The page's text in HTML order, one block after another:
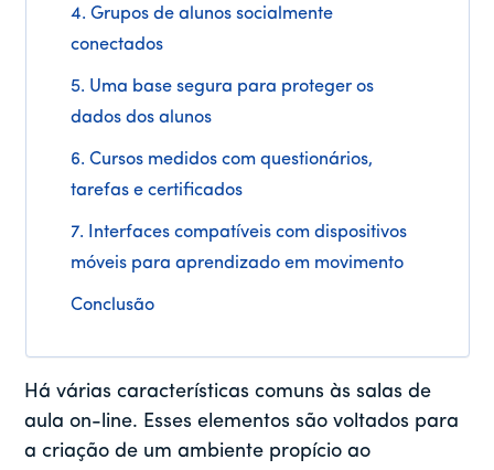
4. Grupos de alunos socialmente
conectados
5. Uma base segura para proteger os
dados dos alunos
6. Cursos medidos com questionários,
tarefas e certificados
7. Interfaces compatíveis com dispositivos
móveis para aprendizado em movimento
Conclusão
Há várias características comuns às salas de
aula on-line. Esses elementos são voltados para
a criação de um ambiente propício ao